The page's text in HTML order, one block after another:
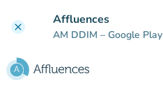
clear Affluences
AM DDIM – Google Play